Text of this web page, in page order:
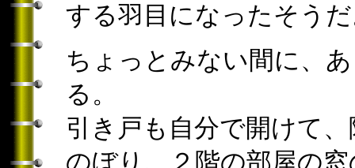
する羽目になったそう
ちょっとみない間に、
る。
引き戸も自分で開けて
のぼり、２階の部屋の